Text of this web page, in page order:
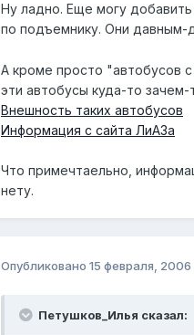
Ну ладно. Еще могу
по подъемнику. Они давным-
А кроме просто "автобусов
эти автобусы куда-то зачем-
Внешность таких автобусов
Информация с сайта ЛиАЗа
Что примечтаельно,
нету.
Опубликовано 15 февраля, 2006
Петушков_Илья сказал: